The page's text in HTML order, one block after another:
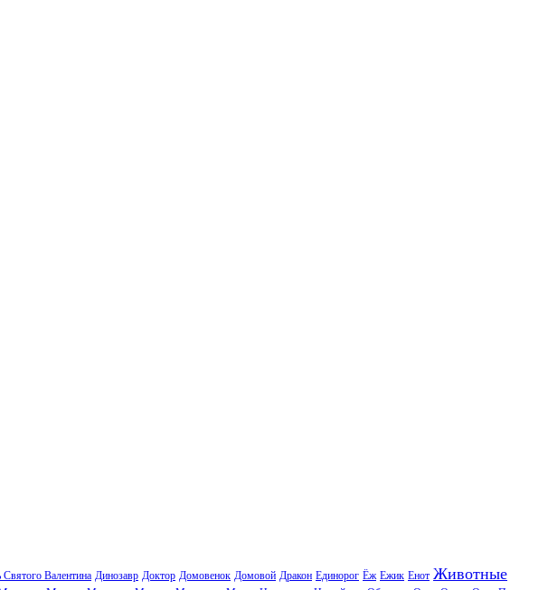
Святого Валентина Динозавр Доктор Домовенок Домовой Дракон Единорог Ёж Ежик Енот Животные